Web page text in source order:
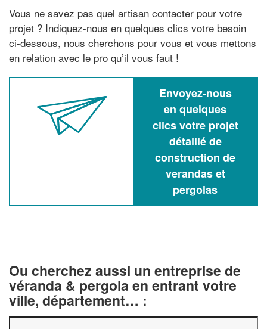
Vous ne savez pas quel artisan contacter pour votre
projet ? Indiquez-nous en quelques clics votre besoin
ci-dessous, nous cherchons pour vous et vous mettons
en relation avec le pro qu’il vous faut !
Envoyez-nous
en quelques
clics votre projet
détaillé de
construction de
verandas et
pergolas
Ou cherchez aussi un entreprise de
véranda & pergola en entrant votre
ville, département… :